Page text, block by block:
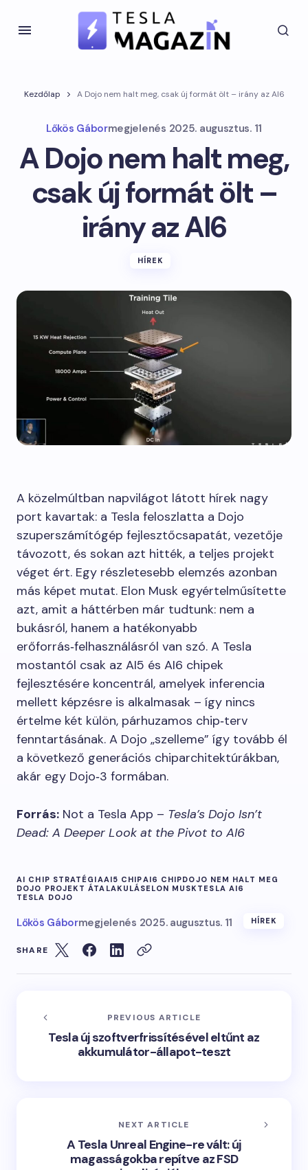
Kezdőlap A Dojo nem halt meg, csak új formát ölt – irány az AI6
Lőkös Gábormegjelenés 2025. augusztus. 11
A Dojo nem halt meg,
csak új formát ölt –
irány az AI6
HÍREK
A közelmúltban napvilágot látott hírek nagy
port kavartak: a Tesla feloszlatta a Dojo
szuperszámítógép fejlesztőcsapatát, vezetője
távozott, és sokan azt hitték, a teljes projekt
véget ért. Egy részletesebb elemzés azonban
más képet mutat. Elon Musk egyértelműsítette
azt, amit a háttérben már tudtunk: nem a
bukásról, hanem a hatékonyabb
erőforrás‑felhasználásról van szó. A Tesla
mostantól csak az AI5 és AI6 chipek
fejlesztésére koncentrál, amelyek inferencia
mellett képzésre is alkalmasak – így nincs
értelme két külön, párhuzamos chip‑terv
fenntartásának. A Dojo „szelleme” így tovább él
a következő generációs chiparchitektúrákban,
akár egy Dojo‑3 formában.
Forrás: Not a Tesla App – Tesla’s Dojo Isn’t
Dead: A Deeper Look at the Pivot to AI6
AI CHIP STRATÉGIAAI5 CHIPAI6 CHIPDOJO NEM HALT MEG
DOJO PROJEKT ÁTALAKULÁSELON MUSK TESLA AI6
TESLA DOJO
Lőkös Gábormegjelenés 2025. augusztus. 11 HÍREK
SHARE
PREVIOUS ARTICLE
Tesla új szoftverfrissítésével eltűnt az
akkumulátor-állapot-teszt
NEXT ARTICLE
A Tesla Unreal Engine-re vált: új
magasságokba repítve az FSD